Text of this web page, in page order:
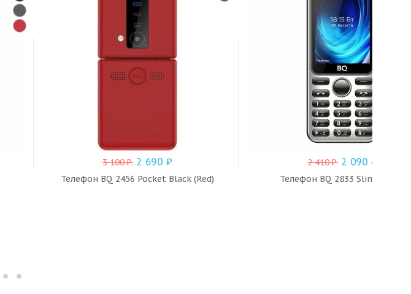
3 100₽. 2 690 ₽
Телефон BQ 2456 Pocket Black (Red)
2 410₽. 2 090 ₽
Телефон BQ 2833 Slim (Black)